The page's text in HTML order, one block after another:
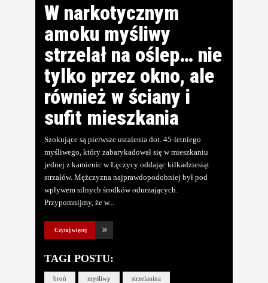
W narkotycznym
amoku myśliwy
strzelał na oślep… nie
tylko przez okno, ale
również w ściany i
sufit mieszkania
Szokujące są pierwsze ustalenia dot. 45-letniego
myśliwego, który zabarykadował się w mieszkaniu
jednej z kamienic w Łęczycy oddając kilkadziesiąt
strzałów. Mężczyzna najprawdopodobniej był pod
wpływem silnych środków odurzających.
Przypomnijmy, że w
Czytaj więcej
TAGI POSTU:
broń myśliwy strzelanina